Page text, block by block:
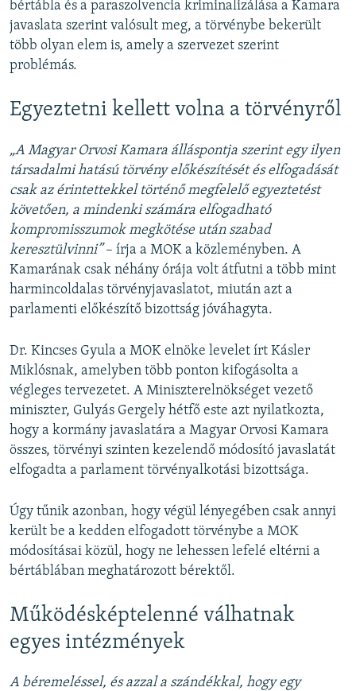
bértábla és a paraszolvencia kriminalizálása a Kamara
javaslata szerint valósult meg, a törvénybe bekerült
több olyan elem is, amely a szervezet szerint
problémás.
Egyeztetni kellett volna a törvényről
„A Magyar Orvosi Kamara álláspontja szerint egy ilyen
társadalmi hatású törvény előkészítését és elfogadását
csak az érintettekkel történő megfelelő egyeztetést
követően, a mindenki számára elfogadható
kompromisszumok megkötése után szabad
keresztülvinni”– írja a MOK a közleményben. A
Kamarának csak néhány órája volt átfutni a több mint
harmincoldalas törvényjavaslatot, miután azt a
parlamenti előkészítő bizottság jóváhagyta.
Dr. Kincses Gyula a MOK elnöke levelet írt Kásler
Miklósnak, amelyben több ponton kifogásolta a
végleges tervezetet. A Miniszterelnökséget vezető
miniszter, Gulyás Gergely hétfő este azt nyilatkozta,
hogy a kormány javaslatára a Magyar Orvosi Kamara
összes, törvényi szinten kezelendő módosító javaslatát
elfogadta a parlament törvényalkotási bizottsága.
Úgy tűnik azonban, hogy végül lényegében csak annyi
került be a kedden elfogadott törvénybe a MOK
módosításai közül, hogy ne lehessen lefelé eltérni a
bértáblában meghatározott bérektől.
Működésképtelenné válhatnak
egyes intézmények
A béremeléssel, és azzal a szándékkal, hogy egy